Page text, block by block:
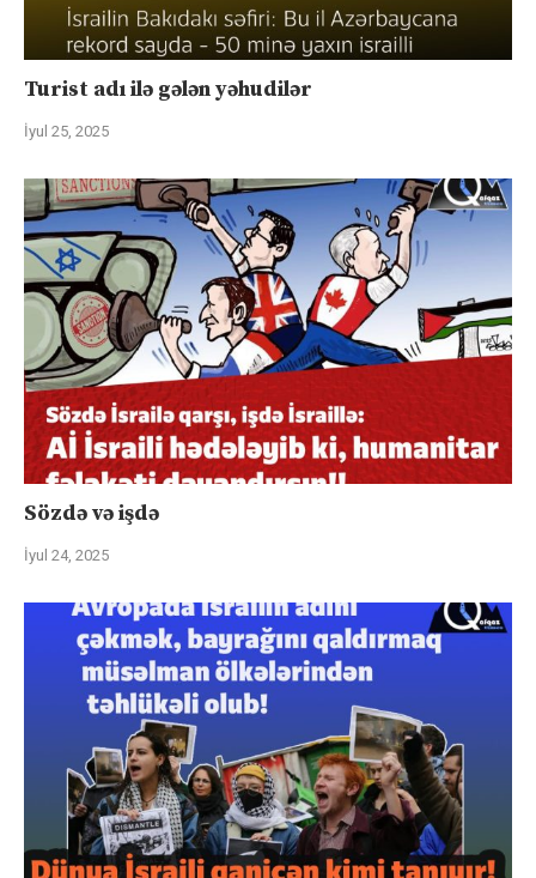
Turist adı ilə gələn yəhudilər
İyul 25, 2025
Sözdə və işdə
İyul 24, 2025